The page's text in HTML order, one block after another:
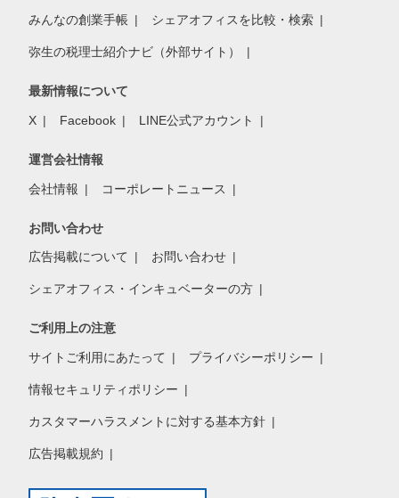
みんなの創業手帳 シェアオフィスを比較・検索
弥生の税理士紹介ナビ（外部サイト）
最新情報について
X Facebook LINE公式アカウント
運営会社情報
会社情報 コーポレートニュース
お問い合わせ
広告掲載について お問い合わせ
シェアオフィス・インキュベーターの方
ご利用上の注意
サイトご利用にあたって プライバシーポリシー
情報セキュリティポリシー
カスタマーハラスメントに対する基本方針
広告掲載規約